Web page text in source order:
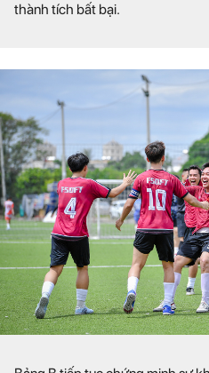
thành tích bất bại.